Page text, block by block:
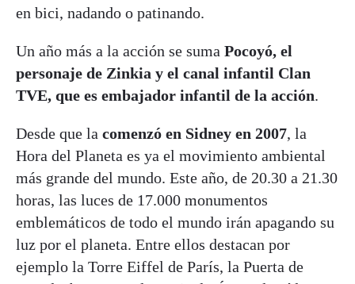
en bici, nadando o patinando.
Un año más a la acción se suma Pocoyó, el
personaje de Zinkia y el canal infantil Clan
TVE, que es embajador infantil de la acción.
Desde que la comenzó en Sidney en 2007, la
Hora del Planeta es ya el movimiento ambiental
más grande del mundo. Este año, de 20.30 a 21.30
horas, las luces de 17.000 monumentos
emblemáticos de todo el mundo irán apagando su
luz por el planeta. Entre ellos destacan por
ejemplo la Torre Eiffel de París, la Puerta de